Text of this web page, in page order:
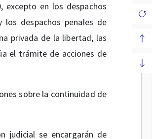
en los despachos
despachos penales de
privada de la libertad, las
el trámite de acciones de
sobre la continuidad de
judicial se encargarán de